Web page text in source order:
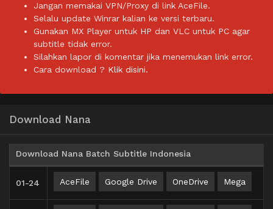
Jangan memakai VPN/Proxy di link AceFile.
Selalu update Winrar kalian ke versi terbaru.
Gunakan MX Player untuk HP dan VLC untuk PC agar
subtitle tidak error.
Silahkan lapor di komentar jika menemukan link error.
Cara download ? Klik disini.
Download Nana
Download Nana Batch Subtitle Indonesia
01-24 AceFile Google Drive OneDrive Mega